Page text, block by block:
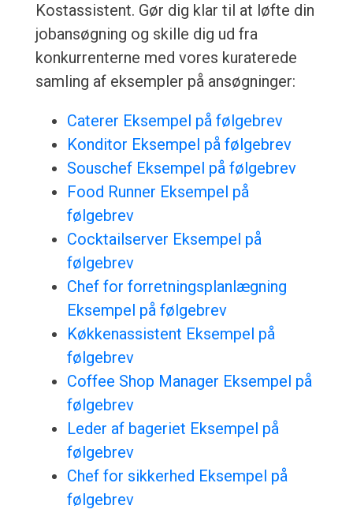
Kostassistent. Gør dig klar til at løfte din
jobansøgning og skille dig ud fra
konkurrenterne med vores kuraterede
samling af eksempler på ansøgninger:
Caterer Eksempel på følgebrev
Konditor Eksempel på følgebrev
Souschef Eksempel på følgebrev
Food Runner Eksempel på
følgebrev
Cocktailserver Eksempel på
følgebrev
Chef for forretningsplanlægning
Eksempel på følgebrev
Køkkenassistent Eksempel på
følgebrev
Coffee Shop Manager Eksempel på
følgebrev
Leder af bageriet Eksempel på
følgebrev
Chef for sikkerhed Eksempel på
følgebrev